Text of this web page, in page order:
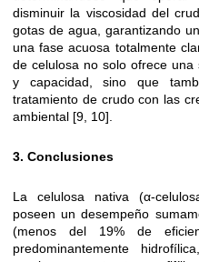
disminuir la viscosidad del
gotas de agua, garantizando
una fase acuosa totalmente
de celulosa no solo ofrece una
y capacidad, sino que
tratamiento de crudo con las
ambiental [9, 10].
3. Conclusiones
La celulosa nativa (α-
poseen un desempeño
(menos del 19% de
predominantemente